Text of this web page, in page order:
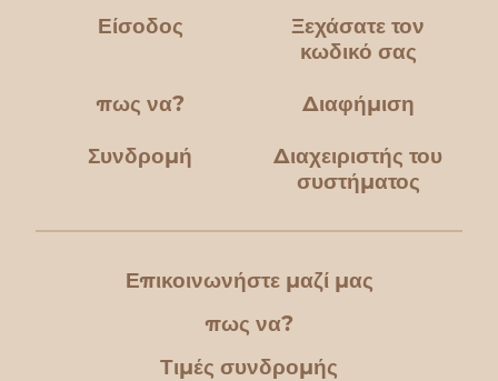
Είσοδος
Ξεχάσατε τον
κωδικό σας
πως να? Διαφήμιση
Συνδρομή
Διαχειριστής του
συστήματος
Επικοινωνήστε μαζί μας
πως να?
Τιμές συνδρομής